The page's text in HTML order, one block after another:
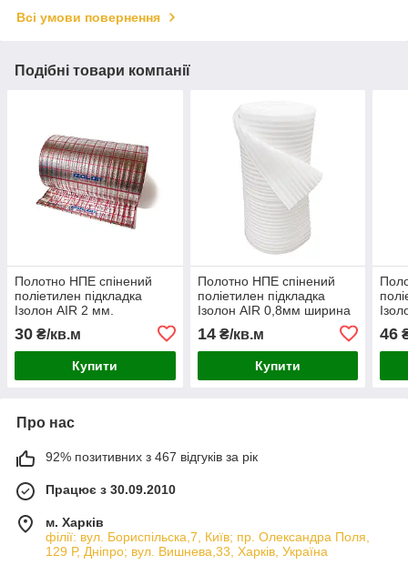
Всі умови повернення
Подібні товари компанії
Полотно НПЕ спінений
поліетилен підкладка
Ізолон AIR 2 мм.
металізованою плівкою,
ширина 1 м
30 ₴/кв.м
Купити
Полотно НПЕ спінений
поліетилен підкладка
Ізолон AIR 0,8мм ширина
14₴/кв.м
Купити
46
Про нас
92% позитивних з 467 відгуків за рік
Працює з 30.09.2010
м. Харків
філії: вул. Бориcпільска,7, Київ; пр. Олександра Поля,
129 Р, Дніпро; вул. Вишнева,33, Харків, Україна